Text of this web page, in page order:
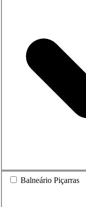
Balneário Piçarras